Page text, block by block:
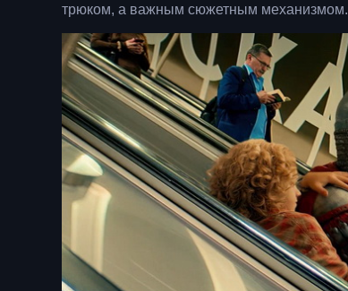
трюком, а важным сюжетным механизмом.